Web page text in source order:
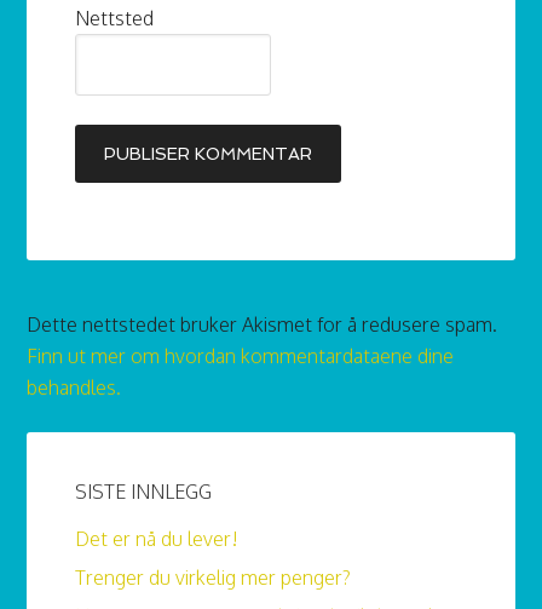
Nettsted
Dette nettstedet bruker Akismet for å redusere spam.
Finn ut mer om hvordan kommentardataene dine
behandles.
SISTE INNLEGG
Det er nå du lever!
Trenger du virkelig mer penger?